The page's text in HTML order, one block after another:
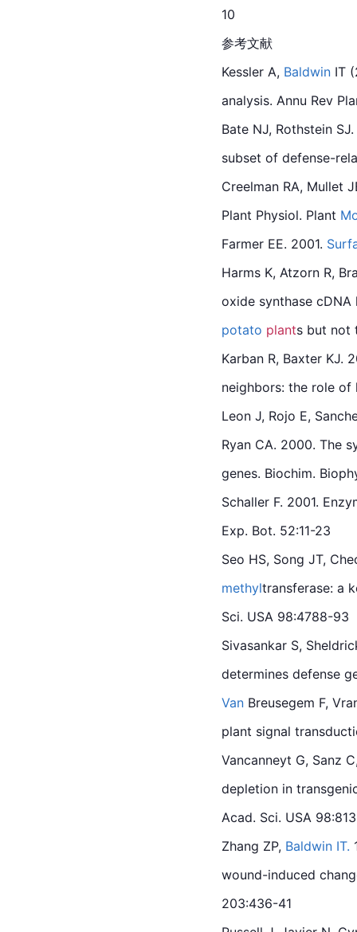
10
参考文献
Kessler A, Baldwin IT
analysis. Annu Rev
Bate NJ, Rothstein
subset of defense-
Creelman RA, Mullet
Plant Physiol. Plant
Farmer EE. 2001.
Harms K, Atzorn R,
oxide synthase
potato plants but not
Karban R, Baxter KJ.
neighbors: the role
Leon J, Rojo E,
Ryan CA. 2000. The
genes. Biochim.
Schaller F. 2001.
Exp. Bot. 52:11-23
Seo HS, Song JT,
methyltransferase: a
Sci. USA 98:4788-93
Sivasankar S,
determines defense
Van Breusegem F,
plant signal
Vancanneyt G, Sanz
depletion in
Acad. Sci. USA
Zhang ZP, Baldwin IT.
wound-induced
203:436-41